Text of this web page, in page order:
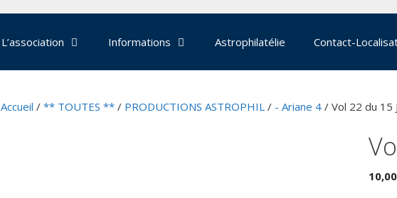
L’association Informations Astrophilatélie Contact-
Accueil / ** TOUTES ** / PRODUCTIONS ASTROPHIL / - Ariane 4 / Vol 22 du 15
10,00